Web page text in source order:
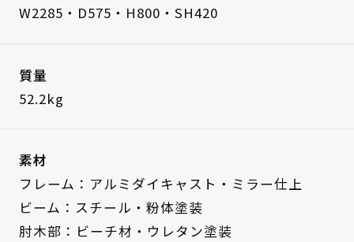
W2285・D575・H800・SH420
質量
52.2kg
素材
フレーム：アルミダイキャスト・ミラー仕上
ビーム：スチール・粉体塗装
肘木部：ビーチ材・ウレタン塗装